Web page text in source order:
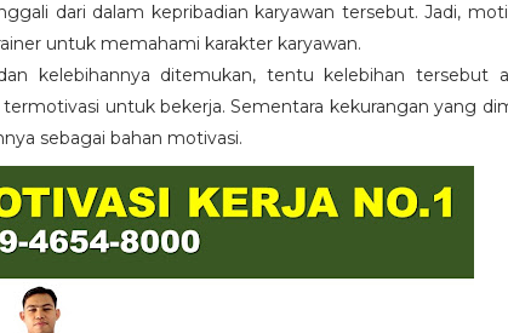
dari dalam kepribadian karyawan tersebut. Jadi,
untuk memahami karakter karyawan.
kelebihannya ditemukan, tentu kelebihan tersebut
untuk bekerja. Sementara kekurangan yang
sebagai bahan motivasi.